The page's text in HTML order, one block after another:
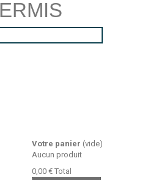
Votre panier (vide)
Aucun produit
0,00 € Total